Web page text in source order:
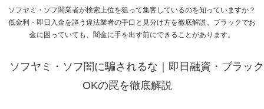
ソフヤミ・ソフ闇業者が検索上位を狙って集客しているのを知っていますか？
低金利・即日入金を謳う違法業者の手口と見分け方を徹底解説。ブラックでお
金に困っていても、闇金に手を出す前にできることがあります。
ソフヤミ・ソフ闇に騙されるな｜即日融資・ブラック
OKの罠を徹底解説